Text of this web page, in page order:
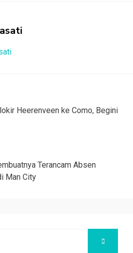
Heerenveen ke Como, Begini
Terancam Absen
Man City
SEARCH